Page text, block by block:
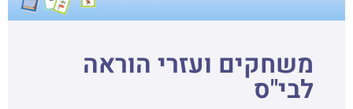
משחקים ועזרי הוראה
לבי"ס